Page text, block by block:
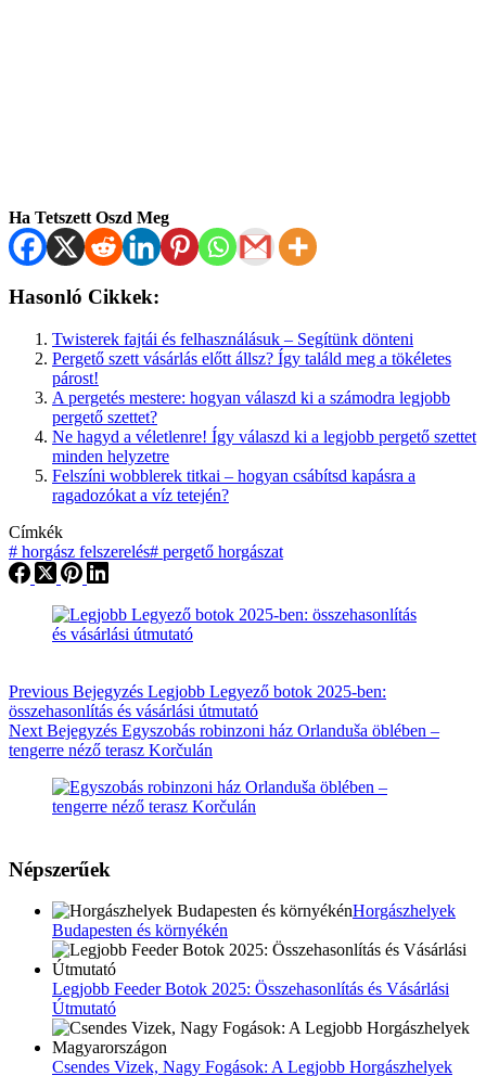
Ha Tetszett Oszd Meg
Hasonló Cikkek:
Twisterek fajtái és felhasználásuk – Segítünk dönteni
Pergető szett vásárlás előtt állsz? Így találd meg a tökéletes
párost!
A pergetés mestere: hogyan válaszd ki a számodra legjobb
pergető szettet?
Ne hagyd a véletlenre! Így válaszd ki a legjobb pergető szettet
minden helyzetre
Felszíni wobblerek titkai – hogyan csábítsd kapásra a
ragadozókat a víz tetején?
Címkék
# horgász felszerelés# pergető horgászat
Previous Bejegyzés Legjobb Legyező botok 2025-ben:
összehasonlítás és vásárlási útmutató
Next Bejegyzés Egyszobás robinzoni ház Orlanduša öblében –
tengerre néző terasz Korčulán
Népszerűek
Horgászhelyek
Budapesten és környékén
Legjobb Feeder Botok 2025: Összehasonlítás és Vásárlási
Útmutató
Csendes Vizek, Nagy Fogások: A Legjobb Horgászhelyek